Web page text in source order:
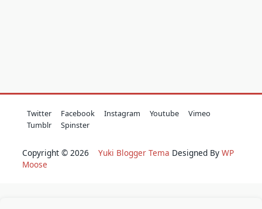
Twitter Facebook Instagram Youtube
Vimeo
Tumblr
Spinster
Copyright © 2026 Yuki Blogger Tema Designed By WP
Moose